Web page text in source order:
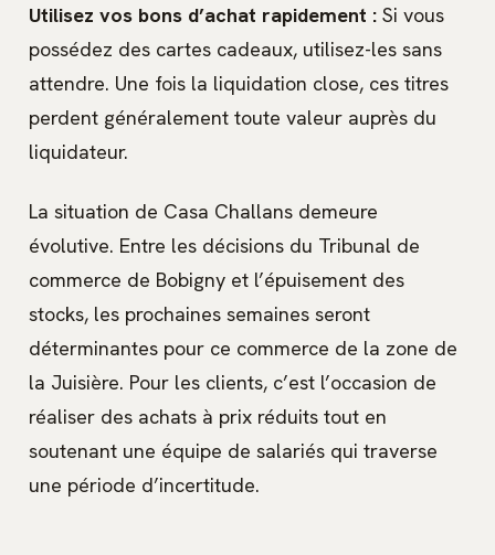
Utilisez vos bons d’achat rapidement : Si vous
possédez des cartes cadeaux, utilisez-les sans
attendre. Une fois la liquidation close, ces titres
perdent généralement toute valeur auprès du
liquidateur.
La situation de Casa Challans demeure
évolutive. Entre les décisions du Tribunal de
commerce de Bobigny et l’épuisement des
stocks, les prochaines semaines seront
déterminantes pour ce commerce de la zone de
la Juisière. Pour les clients, c’est l’occasion de
réaliser des achats à prix réduits tout en
soutenant une équipe de salariés qui traverse
une période d’incertitude.